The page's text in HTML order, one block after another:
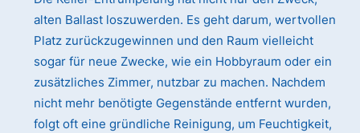
alten Ballast loszuwerden. Es geht darum, wertvollen
Platz zurückzugewinnen und den Raum vielleicht
sogar für neue Zwecke, wie ein Hobbyraum oder ein
zusätzliches Zimmer, nutzbar zu machen. Nachdem
nicht mehr benötigte Gegenstände entfernt wurden,
folgt oft eine gründliche Reinigung, um Feuchtigkeit,